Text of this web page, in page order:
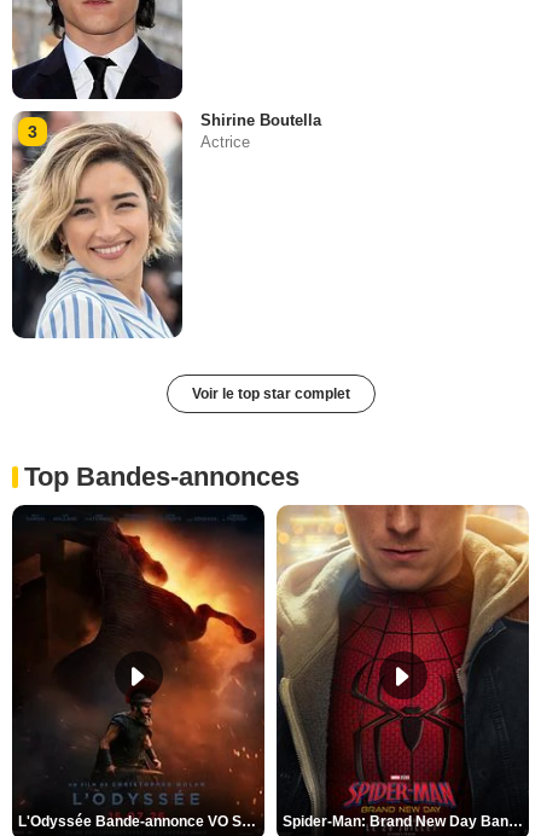
3
Shirine Boutella
Actrice
Voir le top star complet
Top Bandes-annonces
L'Odyssée Bande-annonce VO STFR Spider-Man: Brand New Day Bande-annonce VO STFR